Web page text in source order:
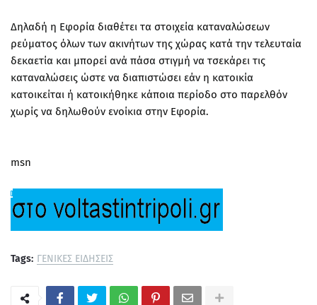
Δηλαδή η Εφορία διαθέτει τα στοιχεία καταναλώσεων
ρεύματος όλων των ακινήτων της χώρας κατά την τελευταία
δεκαετία και μπορεί ανά πάσα στιγμή να τσεκάρει τις
καταναλώσεις ώστε να διαπιστώσει εάν η κατοικία
κατοικείται ή κατοικήθηκε κάποια περίοδο στο παρελθόν
χωρίς να δηλωθούν ενοίκια στην Εφορία.
msn
Tags: ΓΕΝΙΚΕΣ ΕΙΔΗΣΕΙΣ